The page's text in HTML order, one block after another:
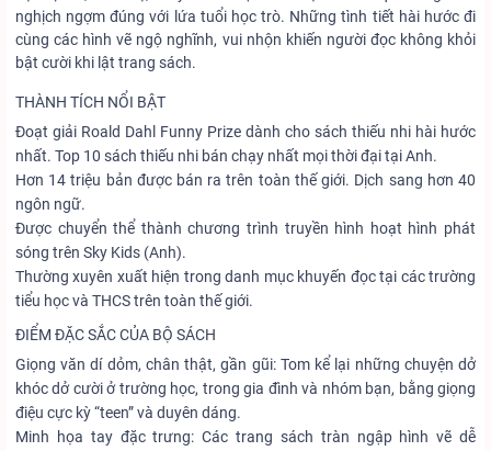
nghịch ngợm đúng với lứa tuổi học trò. Những tình tiết hài hước đi
cùng các hình vẽ ngộ nghĩnh, vui nhộn khiến người đọc không khỏi
bật cười khi lật trang sách.
THÀNH TÍCH NỔI BẬT
Đoạt giải Roald Dahl Funny Prize dành cho sách thiếu nhi hài hước
nhất. Top 10 sách thiếu nhi bán chạy nhất mọi thời đại tại Anh.
Hơn 14 triệu bản được bán ra trên toàn thế giới. Dịch sang hơn 40
ngôn ngữ.
Được chuyển thể thành chương trình truyền hình hoạt hình phát
sóng trên Sky Kids (Anh).
Thường xuyên xuất hiện trong danh mục khuyến đọc tại các trường
tiểu học và THCS trên toàn thế giới.
ĐIỂM ĐẶC SẮC CỦA BỘ SÁCH
Giọng văn dí dỏm, chân thật, gần gũi: Tom kể lại những chuyện dở
khóc dở cười ở trường học, trong gia đình và nhóm bạn, bằng giọng
điệu cực kỳ “teen” và duyên dáng.
Minh họa tay đặc trưng: Các trang sách tràn ngập hình vẽ dễ